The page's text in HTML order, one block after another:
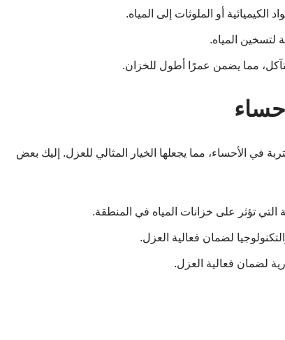
أو الملوثات إلى المياه.
لتسخين المياه.
مما يضمن عمرًا أطول للخزان.
في الأحساء، مما يجعلها الخيار المثالي للعزل. إليك بعض
التي تؤثر على خزانات المياه في المنطقة.
لضمان فعالية العزل.
لضمان فعالية العزل.